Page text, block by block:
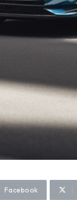
Facebook